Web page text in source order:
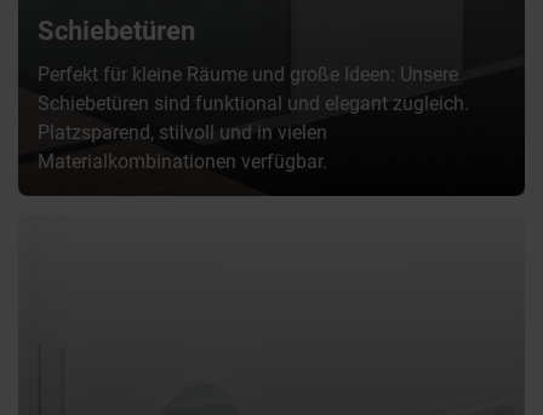
Schiebetüren
Perfekt für kleine Räume und große Ideen: Unsere
Schiebetüren sind funktional und elegant zugleich.
Platzsparend, stilvoll und in vielen
Materialkombinationen verfügbar.